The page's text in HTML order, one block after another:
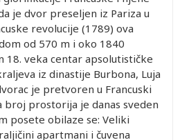
je dvor preseljen iz Pariza u
revolucije (1789) ova
od 570 m i oko 1840
veka centar apsolutističke
iz dinastije Burbona, Luja
je pretvoren u Francuski
broj prostorija je danas sveden
posete obilaze se: Veliki
apartmani i čuvena